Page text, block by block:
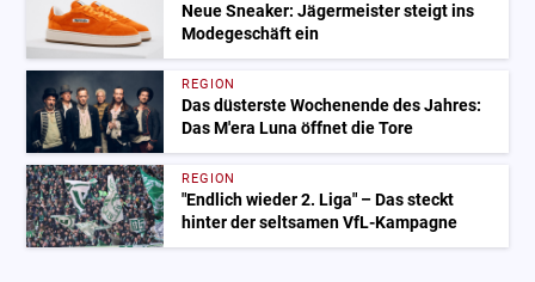
Neue Sneaker: Jägermeister steigt ins
Modegeschäft ein
REGION
Das düsterste Wochenende des Jahres:
Das M'era Luna öffnet die Tore
REGION
"Endlich wieder 2. Liga" – Das steckt
hinter der seltsamen VfL-Kampagne